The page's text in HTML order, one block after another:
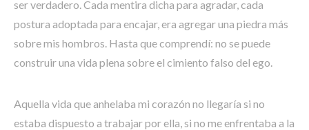
ser verdadero. Cada mentira dicha para agradar, cada
postura adoptada para encajar, era agregar una piedra más
sobre mis hombros. Hasta que comprendí: no se puede
construir una vida plena sobre el cimiento falso del ego.
Aquella vida que anhelaba mi corazón no llegaría si no
estaba dispuesto a trabajar por ella, si no me enfrentaba a la